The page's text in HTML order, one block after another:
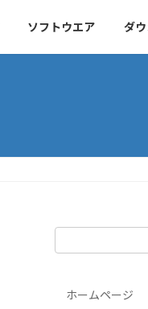
ソフトウエア ダ
ホームページ